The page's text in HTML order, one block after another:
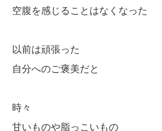
空腹を感じることはなくなった
以前は頑張った
自分へのご褒美だと
時々
甘いものや脂っこいもの